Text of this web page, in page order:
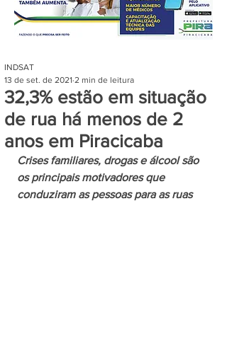
32,3% estão em situação
de rua há menos de 2
anos em Piracicaba
INDSAT
13 de set. de 2021 2 min de leitura
Crises familiares, drogas e álcool são
os principais motivadores que
conduziram as pessoas para as ruas